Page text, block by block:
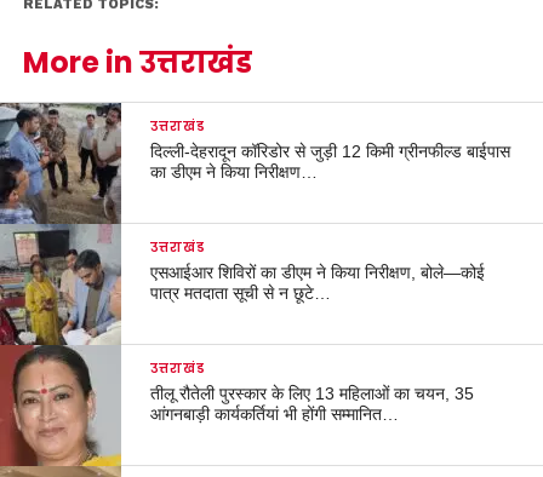
RELATED TOPICS:
More in उत्तराखंड
उत्तराखंड
दिल्ली-देहरादून कॉरिडोर से जुड़ी 12 किमी ग्रीनफील्ड बाईपास
का डीएम ने किया निरीक्षण…
उत्तराखंड
एसआईआर शिविरों का डीएम ने किया निरीक्षण, बोले—कोई
पात्र मतदाता सूची से न छूटे…
उत्तराखंड
तीलू रौतेली पुरस्कार के लिए 13 महिलाओं का चयन, 35
आंगनबाड़ी कार्यकर्तियां भी होंगी सम्मानित…